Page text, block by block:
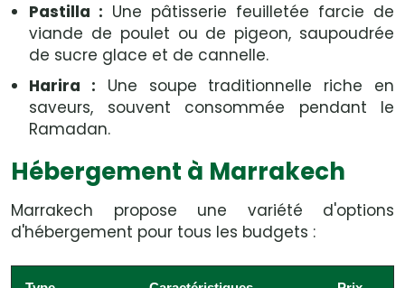
Pastilla : Une pâtisserie feuilletée farcie de
viande de poulet ou de pigeon, saupoudrée
de sucre glace et de cannelle.
Harira : Une soupe traditionnelle riche en
saveurs, souvent consommée pendant le
Ramadan.
Hébergement à Marrakech
Marrakech propose une variété d'options
d'hébergement pour tous les budgets :